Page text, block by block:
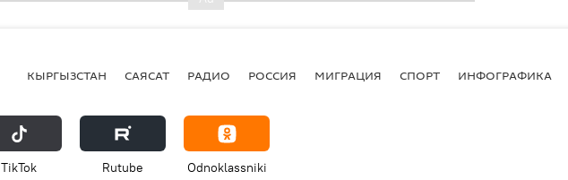
КЫРГЫЗСТАН САЯСАТ РАДИО РОССИЯ МИГРАЦИЯ СПОРТ ИНФОГРАФИКА
ТikТоk Rutube Odnoklassniki